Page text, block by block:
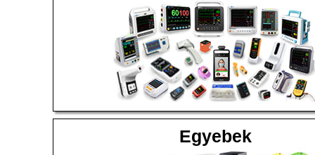
Egyebek